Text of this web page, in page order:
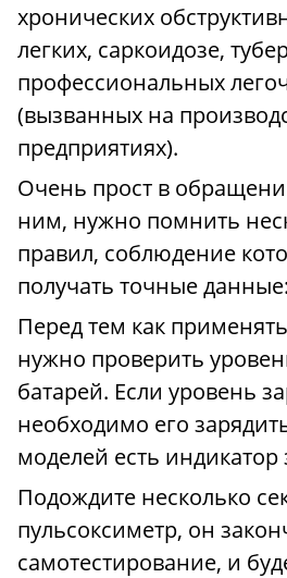
хронических
легких, саркоидозе,
профессиональных
(вызванных на
предприятиях).
Очень прост в
ним, нужно помнить
правил, соблюдение
получать точные данные:
Перед тем как
нужно проверить
батарей. Если уровень
необходимо его
моделей есть индикатор
Подождите несколько
пульсоксиметр, он
самотестирование, и